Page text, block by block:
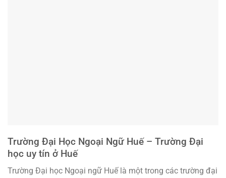
Trường Đại Học Ngoại Ngữ Huế – Trường Đại
học uy tín ở Huế
Trường Đại học Ngoại ngữ Huế là một trong các trường đại